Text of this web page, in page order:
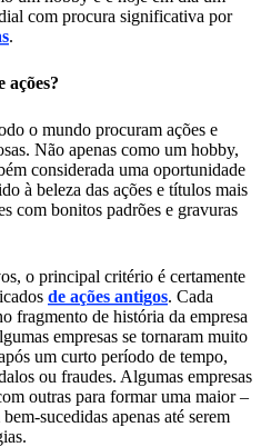
com procura significativa por
.
ações?
o mundo procuram ações e
Não apenas como um hobby,
considerada uma oportunidade
à beleza das ações e títulos mais
com bonitos padrões e gravuras
o principal critério é certamente
de ações antigos. Cada
fragmento de história da empresa
empresas se tornaram muito
um curto período de tempo,
ou fraudes. Algumas empresas
outras para formar uma maior –
sucedidas apenas até serem